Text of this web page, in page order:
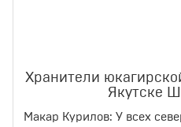
Хранители
Якутске
Макар Курилов: У всех